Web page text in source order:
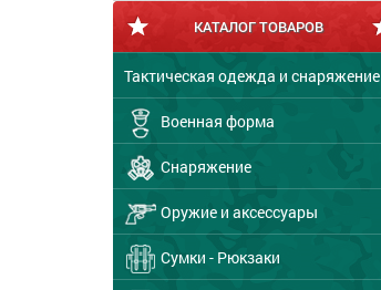
КАТАЛОГ ТОВАРОВ
Тактическая одежда и снаряжение
Военная форма
Снаряжение
Оружие и аксессуары
Сумки - Рюкзаки